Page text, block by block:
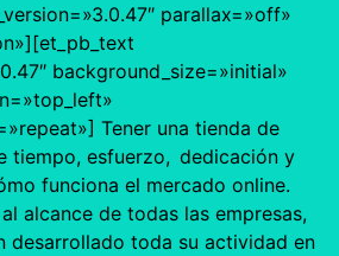
parallax=»off»
background_size=»initial»
Tener una tienda de
tiempo, esfuerzo, dedicación y
funciona el mercado online.
alcance de todas las empresas,
desarrollado toda su actividad en